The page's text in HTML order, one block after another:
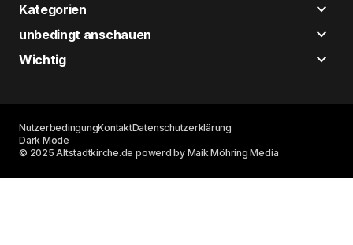
Kategorien
unbedingt anschauen
Wichtig
© 2025 Altstadtkirche.de powerd by Maik Möhring Media
NutzerbedingungKontaktDatenschutzerklärung
Dark Mode